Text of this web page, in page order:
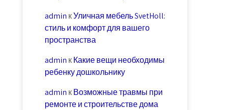
admin кУличная мебель SvetHoll:
стиль и комфорт для вашего
пространства
admin кКакие вещи необходимы
ребенку дошкольнику
admin кВозможные травмы при
ремонте и строительстве дома